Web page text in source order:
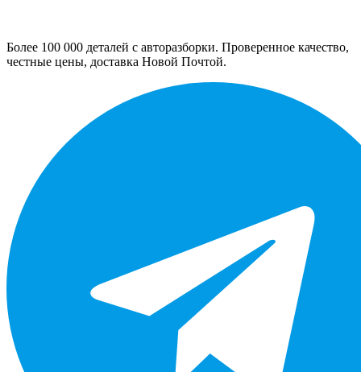
Более 100 000 деталей с авторазборки. Проверенное качество,
честные цены, доставка Новой Почтой.